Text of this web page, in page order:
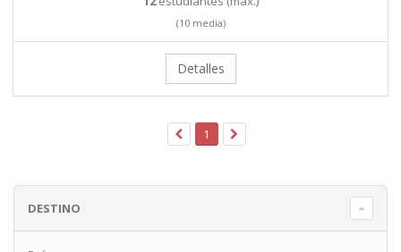
(10 media)
Detalles
1
DESTINO